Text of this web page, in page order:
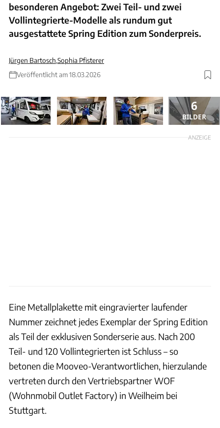
besonderen Angebot: Zwei Teil- und zwei
Vollintegrierte-Modelle als rundum gut
ausgestattete Spring Edition zum Sonderpreis.
Jürgen Bartosch,Sophia Pfisterer
Veröffentlicht am 18.03.2026
6
BILDER
ANZEIGE
Eine Metallplakette mit eingravierter laufender
Nummer zeichnet jedes Exemplar der Spring Edition
als Teil der exklusiven Sonderserie aus. Nach 200
Teil- und 120 Vollintegrierten ist Schluss – so
betonen die Mooveo-Verantwortlichen, hierzulande
vertreten durch den Vertriebspartner WOF
(Wohnmobil Outlet Factory) in Weilheim bei
Stuttgart.